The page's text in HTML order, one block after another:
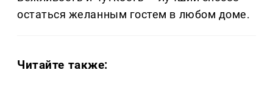
остаться желанным гостем в любом доме.
Читайте также: